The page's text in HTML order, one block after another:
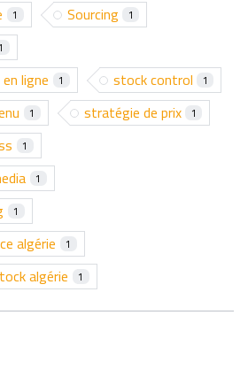
1 Sourcing 1
1
ligne 1 stock control 1
1 stratégie de prix 1
1
1
1
algérie 1
algérie 1